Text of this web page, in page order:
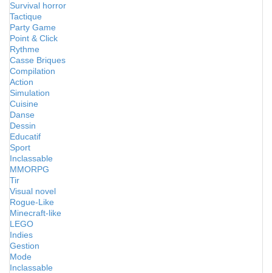
Survival horror
Tactique
Party Game
Point & Click
Rythme
Casse Briques
Compilation
Action
Simulation
Cuisine
Danse
Dessin
Educatif
Sport
Inclassable
MMORPG
Tir
Visual novel
Rogue-Like
Minecraft-like
LEGO
Indies
Gestion
Mode
Inclassable